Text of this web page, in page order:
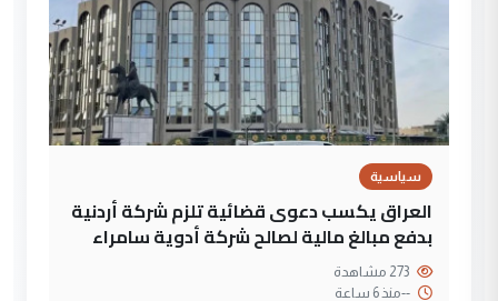
سياسية
العراق يكسب دعوى قضائية تلزم شركة أردنية
بدفع مبالغ مالية لصالح شركة أدوية سامراء
--منذ 6 ساعة